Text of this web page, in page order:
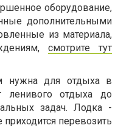
оборудование,
дополнительными
из материала,
смотрите тут
нужна для отдыха в
отдыха до
задач. Лодка -
перевозить